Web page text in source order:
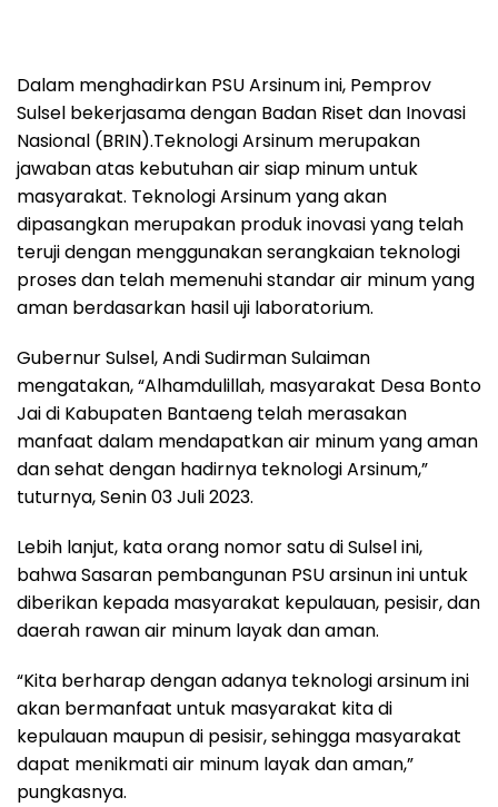
Dalam menghadirkan PSU Arsinum ini, Pemprov
Sulsel bekerjasama dengan Badan Riset dan Inovasi
Nasional (BRIN).Teknologi Arsinum merupakan
jawaban atas kebutuhan air siap minum untuk
masyarakat. Teknologi Arsinum yang akan
dipasangkan merupakan produk inovasi yang telah
teruji dengan menggunakan serangkaian teknologi
proses dan telah memenuhi standar air minum yang
aman berdasarkan hasil uji laboratorium.
Gubernur Sulsel, Andi Sudirman Sulaiman
mengatakan, “Alhamdulillah, masyarakat Desa Bonto
Jai di Kabupaten Bantaeng telah merasakan
manfaat dalam mendapatkan air minum yang aman
dan sehat dengan hadirnya teknologi Arsinum,”
tuturnya, Senin 03 Juli 2023.
Lebih lanjut, kata orang nomor satu di Sulsel ini,
bahwa Sasaran pembangunan PSU arsinun ini untuk
diberikan kepada masyarakat kepulauan, pesisir, dan
daerah rawan air minum layak dan aman.
“Kita berharap dengan adanya teknologi arsinum ini
akan bermanfaat untuk masyarakat kita di
kepulauan maupun di pesisir, sehingga masyarakat
dapat menikmati air minum layak dan aman,”
pungkasnya.